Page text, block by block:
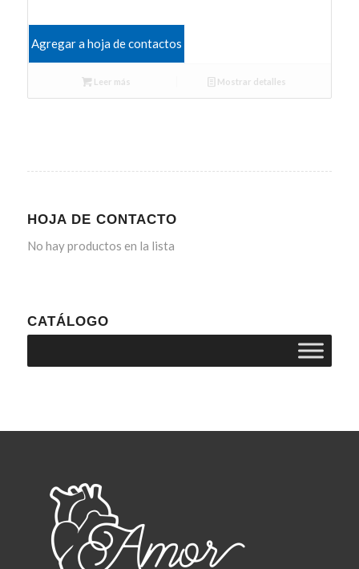
Agregar a hoja de contactos
Leer más Mostrar detalles
HOJA DE CONTACTO
No hay productos en la lista
CATÁLOGO